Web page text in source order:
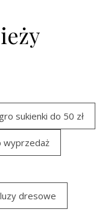
sukienki do 50 zł
wyprzedaż
dresowe